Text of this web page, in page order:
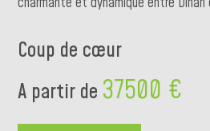
Coup de cœur
A partir de 37500 €